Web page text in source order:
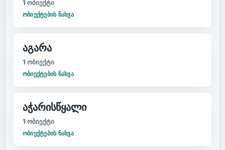
1 ობიექტი
ᲝᲑᲘᲔᲥᲢᲔᲑᲘᲡ ᲜᲐᲮᲕᲐ
აგარა
1 ობიექტი
ᲝᲑᲘᲔᲥᲢᲔᲑᲘᲡ ᲜᲐᲮᲕᲐ
აჭარისწყალი
1 ობიექტი
ᲝᲑᲘᲔᲥᲢᲔᲑᲘᲡ ᲜᲐᲮᲕᲐ